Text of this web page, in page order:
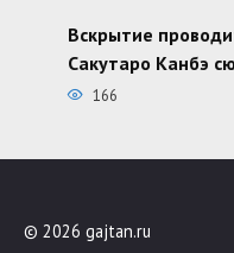
Вскрытие
Сакутаро Канбэ
166
© 2026 gajtan.ru